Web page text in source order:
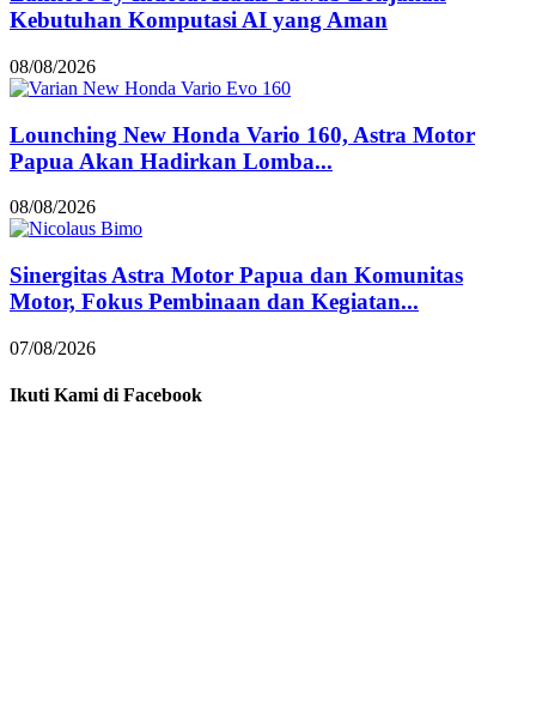
Kebutuhan Komputasi AI yang Aman
08/08/2026
Lounching New Honda Vario 160, Astra Motor
Papua Akan Hadirkan Lomba...
08/08/2026
Sinergitas Astra Motor Papua dan Komunitas
Motor, Fokus Pembinaan dan Kegiatan...
07/08/2026
Ikuti Kami di Facebook